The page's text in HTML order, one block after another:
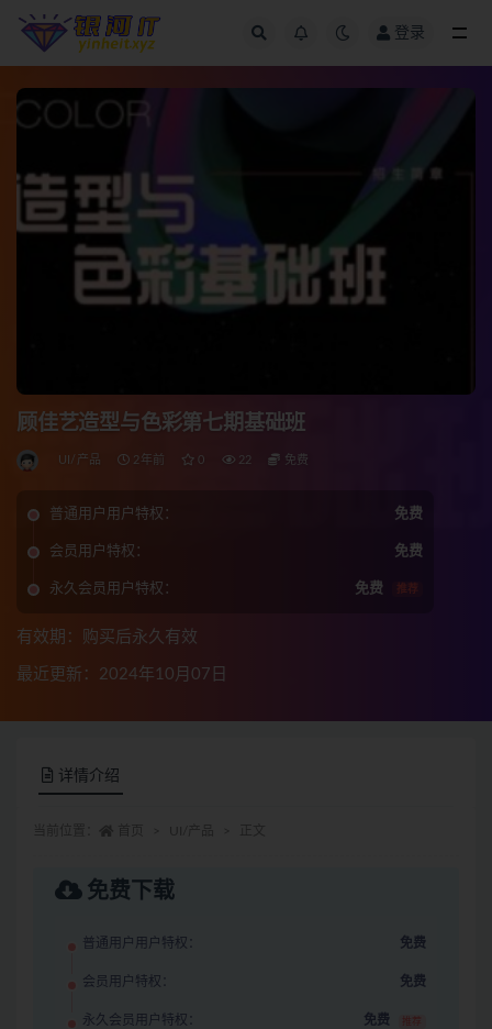
登录
顾佳艺造型与色彩第七期基础班
UI/产品 2年前 0 22 免费
普通用户用户特权： 免费
会员用户特权： 免费
永久会员用户特权： 免费 推荐
有效期：购买后永久有效
最近更新：2024年10月07日
详情介绍
免费下载
普通用户用户特权： 免费
会员用户特权： 免费
永久会员用户特权： 免费 推荐